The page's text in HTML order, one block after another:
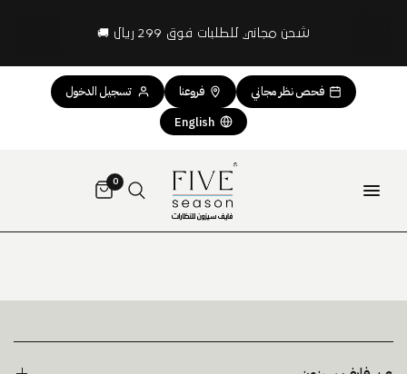
شحن مجاني للطلبات فوق 299 ريال 🚚
فحص نظر مجاني فروعنا
تسجيل الدخول
English
0